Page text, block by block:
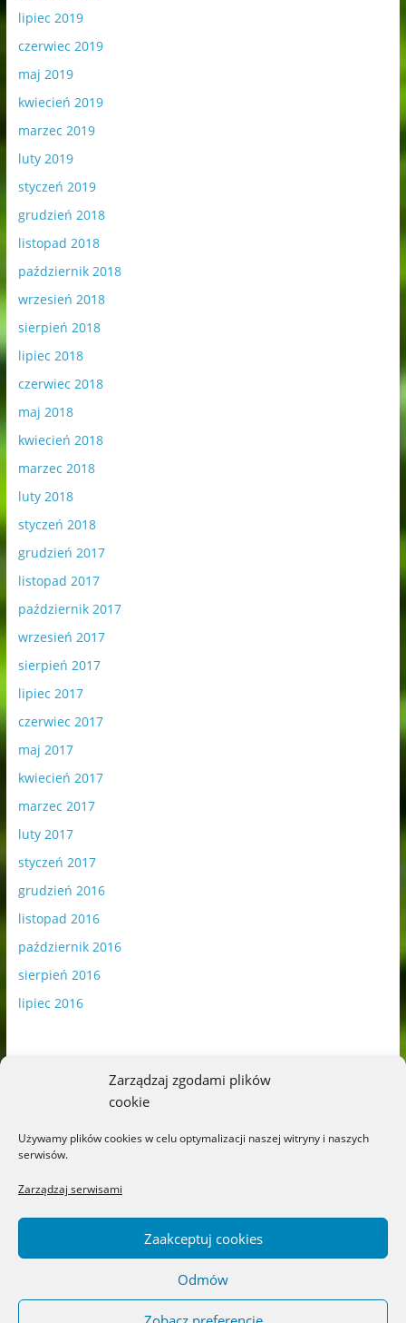
Zarządzaj zgodami plików
cookie
Używamy plików cookies w celu optymalizacji naszej witryny i naszych
serwisów.
Zarządzaj serwisami
Zaakceptuj cookies
Odmów
lipiec 2019
czerwiec 2019
maj 2019
kwiecień 2019
marzec 2019
luty 2019
styczeń 2019
grudzień 2018
listopad 2018
październik 2018
wrzesień 2018
sierpień 2018
lipiec 2018
czerwiec 2018
maj 2018
kwiecień 2018
marzec 2018
luty 2018
styczeń 2018
grudzień 2017
listopad 2017
październik 2017
wrzesień 2017
sierpień 2017
lipiec 2017
czerwiec 2017
maj 2017
kwiecień 2017
marzec 2017
luty 2017
styczeń 2017
grudzień 2016
listopad 2016
październik 2016
sierpień 2016
lipiec 2016
Blog o książkach dla dzieci i młodzieży –
recenzje i rekomendacje. All rights reserved.